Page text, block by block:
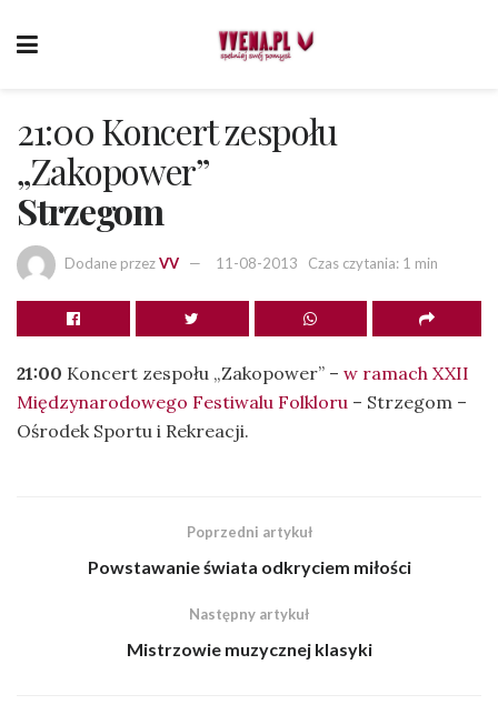
21:00 Koncert zespołu
„Zakopower”
Strzegom
Dodane przezVV 11-08-2013 Czas czytania: 1 min
21:00 Koncert zespołu „Zakopower” – w ramach XXII
Międzynarodowego Festiwalu Folkloru – Strzegom –
Ośrodek Sportu i Rekreacji.
Poprzedni artykuł
Powstawanie świata odkryciem miłości
Następny artykuł
Mistrzowie muzycznej klasyki